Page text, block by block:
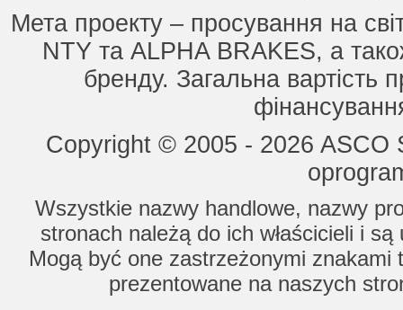
Мета проекту – просування на
NTY та ALPHA BRAKES, а
бренду. Загальна вартість
Copyright © 2005 - 2026
Wszystkie nazwy handlowe, nazwy
stronach należą do ich właścicieli i
Mogą być one zastrzeżonymi znakami
prezentowane na naszych